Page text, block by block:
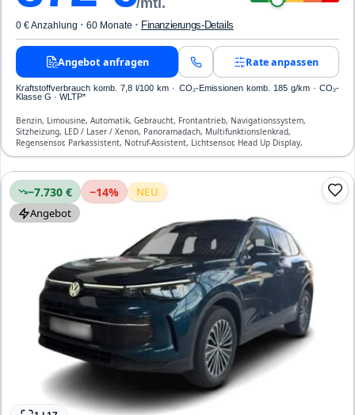
/mtl.
0 € Anzahlung · 60 Monate · Finanzierungs-Details
Angebot anfragen Rate anpassen
Kraftstoffverbrauch komb. 7,8 l/100 km · CO₂-Emissionen komb. 185 g/km · CO₂-
Klasse G · WLTP*
Benzin, Limousine, Automatik, Gebraucht, Frontantrieb, Navigationssystem,
Sitzheizung, LED / Laser / Xenon, Panoramadach, Multifunktionslenkrad,
Regensensor, Parkassistent, Notruf-Assistent, Lichtsensor, Head Up Display,
Start/Stopp-Automatik, Bluetooth, Freisprecheinrichtung, Verkehrszeichen-
−7.730 € −14%
NEU
Angebot